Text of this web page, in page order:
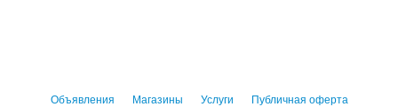
Объявления Магазины Услуги Публичная оферта